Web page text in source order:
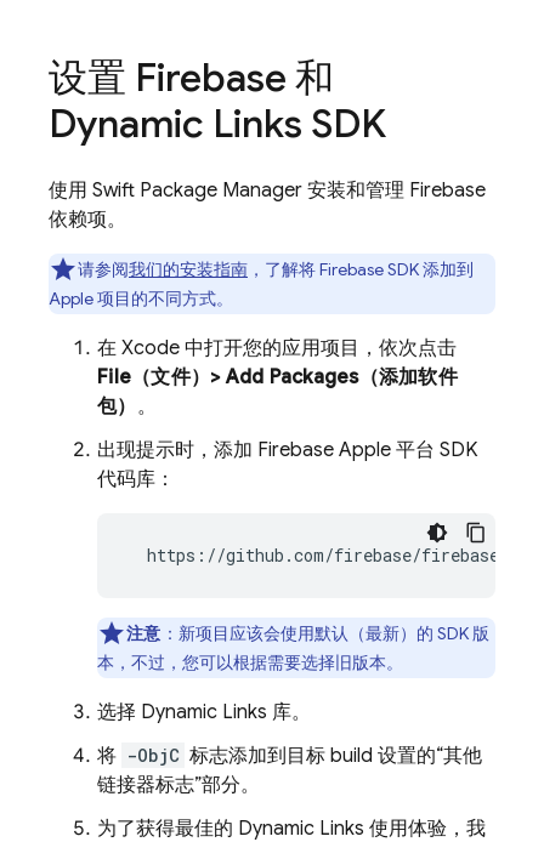
设置 Firebase 和
Dynamic Links SDK
使用 Swift Package Manager 安装和管理 Firebase
依赖项。
请参阅我们的安装指南 ，了解将 Firebase SDK 添加到
Apple 项目的不同方式。
在 Xcode 中打开您的应用项目，依次点击
File（文件）> Add Packages（添加软件
包） 。
出现提示时，添加 Firebase Apple 平台 SDK
代码库：
https://github.com/firebase/firebase-
注意 ：新项目应该会使用默认（最新）的 SDK 版
本，不过，您可以根据需要选择旧版本。
选择 Dynamic Links 库。
将 -ObjC 标志添加到目标 build 设置的“其他
链接器标志”部分。
为了获得最佳的 Dynamic Links 使用体验，我